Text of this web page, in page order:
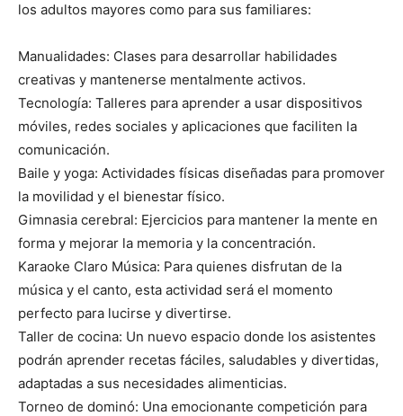
los adultos mayores como para sus familiares:
Manualidades: Clases para desarrollar habilidades
creativas y mantenerse mentalmente activos.
Tecnología: Talleres para aprender a usar dispositivos
móviles, redes sociales y aplicaciones que faciliten la
comunicación.
Baile y yoga: Actividades físicas diseñadas para promover
la movilidad y el bienestar físico.
Gimnasia cerebral: Ejercicios para mantener la mente en
forma y mejorar la memoria y la concentración.
Karaoke Claro Música: Para quienes disfrutan de la
música y el canto, esta actividad será el momento
perfecto para lucirse y divertirse.
Taller de cocina: Un nuevo espacio donde los asistentes
podrán aprender recetas fáciles, saludables y divertidas,
adaptadas a sus necesidades alimenticias.
Torneo de dominó: Una emocionante competición para